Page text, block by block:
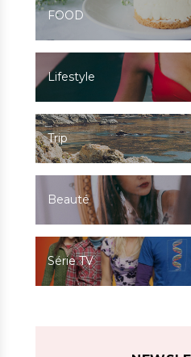
FOOD
Lifestyle
Trip
Beauté
Série TV